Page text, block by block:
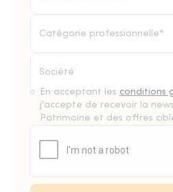
Catégorie professionnelle*
En acceptant les conditions
j'accepte de recevoir la
Patrimoine et des offres